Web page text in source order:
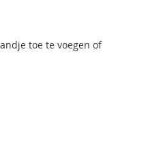
toe te voegen of